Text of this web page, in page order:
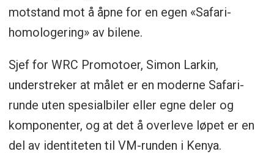
motstand mot å åpne for en egen «Safari-
homologering» av bilene.
Sjef for WRC Promotoer, Simon Larkin,
understreker at målet er en moderne Safari-
runde uten spesialbiler eller egne deler og
komponenter, og at det å overleve løpet er en
del av identiteten til VM-runden i Kenya.